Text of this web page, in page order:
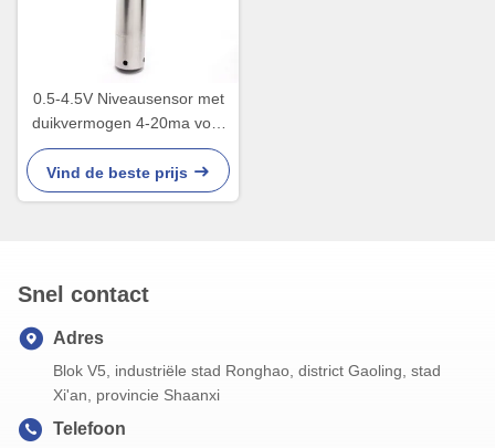
0.5-4.5V Niveausensor met
duikvermogen 4-20ma voor
Watertank goed
Vind de beste prijs
Snel contact
Adres
Blok V5, industriële stad Ronghao, district Gaoling, stad
Xi'an, provincie Shaanxi
Telefoon